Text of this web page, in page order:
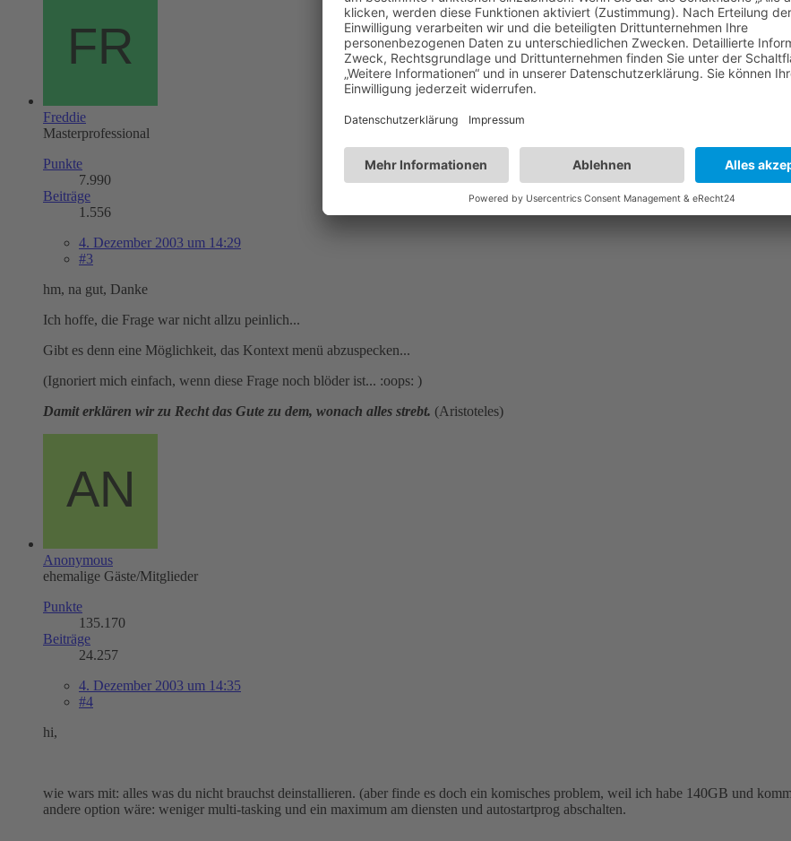
Freddie
Masterprofessional
Punkte
7.990
Beiträge
1.556
4. Dezember 2003 um 14:29
#3
hm, na gut, Danke
Ich hoffe, die Frage war nicht allzu peinlich...
Gibt es denn eine Möglichkeit, das Kontext menü abzuspecken...
(Ignoriert mich einfach, wenn diese Frage noch blöder ist... :oops: )
Damit erklären wir zu Recht das Gute zu dem, wonach alles strebt. (Aristoteles)
Anonymous
ehemalige Gäste/Mitglieder
Punkte
135.170
Beiträge
24.257
4. Dezember 2003 um 14:35
#4
hi,
wie wars mit: alles was du nicht brauchst deinstallieren. (aber finde es doch ein komisches problem, weil ich habe 140GB und
andere option wäre: weniger multi-tasking und ein maximum am diensten und autostartprog abschalten.